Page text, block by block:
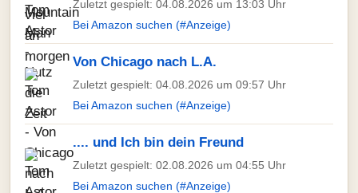
Zuletzt gespielt: 04.08.2026 um 13:03 Uhr
Bei Amazon suchen (#Anzeige)
Von Chicago nach L.A.
Zuletzt gespielt: 04.08.2026 um 09:57 Uhr
Bei Amazon suchen (#Anzeige)
.... und Ich bin dein Freund
Zuletzt gespielt: 02.08.2026 um 04:55 Uhr
Bei Amazon suchen (#Anzeige)